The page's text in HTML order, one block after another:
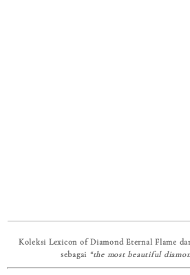
Koleksi Lexicon of Diamond Eternal Flame
sebagai “the most beautiful